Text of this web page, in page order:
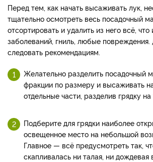
Перед тем, как начать высаживать лук,
тщательно осмотреть весь посадочный
отсортировать и удалить из него всё,
заболеваний, гниль, любые
следовать рекомендациям.
Желательно разделить посадочный
фракции по размеру и высаживать
отдельные части, разделив грядку на
Подберите для грядки наиболее
освещенное место на небольшой
Главное — всё предусмотреть так,
скапливалась ни талая, ни дождевая